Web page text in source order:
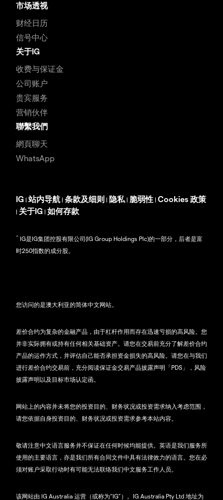
市场透视
财经日历
信号中心
关于IG
收费与保证金
公司账户
贵宾服务
营销伙伴
聯繫我們
網頁聊天
WhatsApp
IG |站内导航 | 条款及细则 | 隐私 | 脆弱性 | Cookies 政策
| 关于IG | 如何存款
^ IG是IG集团控股有限公司(IG Group Holdings Plc)的一部分，后者是富
时250指数的成分股。
您访问的是澳大利亚的简体中文网站。
差价合约为复杂的金融产品，由于杠杆作用而存在迅速亏损的高风险。您
并非实际拥有或持有任何相关基础资产。请您在交易前充分了解差价合约
产品的运作方式，并评估自己能否承担资金损失的高风险。请您在与我们
进行差价合约交易前，充分阅读保证金交易产品披露声明「PDS」，风险
披露声明以及目标市场认定函。
网站上的内容并未将您的投资目的、财务状况或投资需求纳入考虑范围，
请您依据自身投资目的、财务状况或投资需求参考本站内容。
敬请注意中文语言服务并不保证在任何时候均能提供。英语是我们服务所
使用的主要语言，亦是我们所有合同文件中具有法律效力的语言。您在必
须对账户采取行动时有可能无法联络我们中文服务工作人员。
该网站由 IG Australia 运营（或称为“IG”）。IG Australia Pty Ltd 地址为